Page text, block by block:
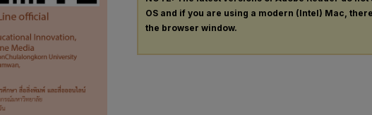
OS and if you are using a modern (Intel) Mac,
the browser window.